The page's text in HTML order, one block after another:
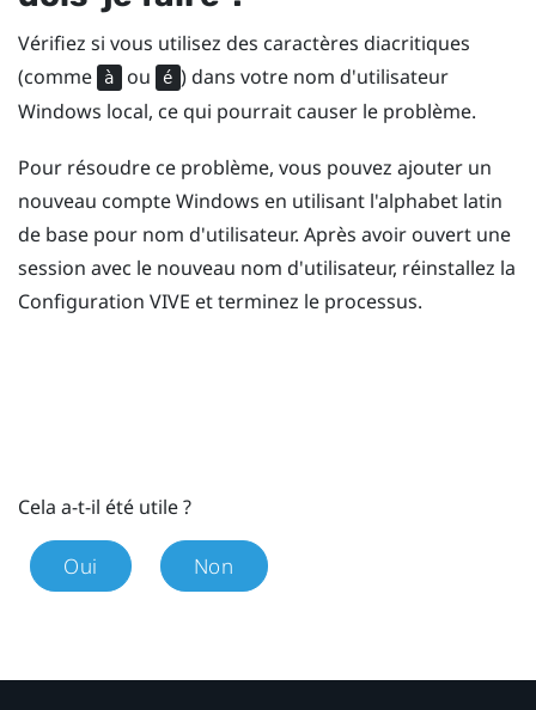
Vérifiez si vous utilisez des caractères diacritiques
(comme
à ou é ) dans votre nom d'utilisateur
Windows local, ce qui pourrait causer le problème.
Pour résoudre ce problème, vous pouvez ajouter un
nouveau compteWindows en utilisant l'alphabet latin
de base pour nom d'utilisateur. Après avoir ouvert une
session avec le nouveau nom d'utilisateur, réinstallez la
Configuration VIVE et terminez le processus.
Cela a-t-il été utile ?
Oui Non